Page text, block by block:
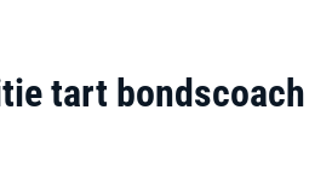
tart bondscoach